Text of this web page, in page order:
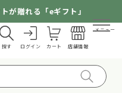
が贈れる「eギフト」
探す ログイン カート 店舗情報
メニュー